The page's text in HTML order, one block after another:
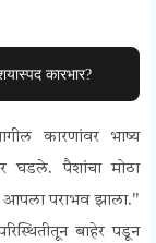
कारभार?
कारणांवर भाष्य
घडले. पैशांचा मोठा
आपला पराभव झाला."
बाहेर पडून